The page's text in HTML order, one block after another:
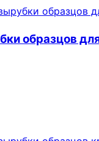
образцов